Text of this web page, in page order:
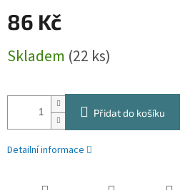
86 Kč
cena:
Skladem (22 ks)
Přidat do košíku
Detailní informace